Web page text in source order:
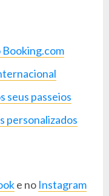
Booking.com
seus passeios
personalizados
e no Instagram